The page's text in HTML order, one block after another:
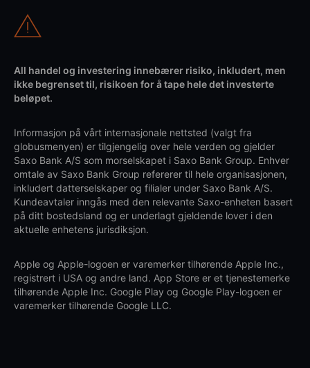
All handel og investering innebærer risiko, inkludert, men
ikke begrenset til, risikoen for å tape hele det investerte
beløpet.
Informasjon på vårt internasjonale nettsted (valgt fra
globusmenyen) er tilgjengelig over hele verden og gjelder
Saxo Bank A/S som morselskapet i Saxo Bank Group. Enhver
omtale av Saxo Bank Group refererer til hele organisasjonen,
inkludert datterselskaper og filialer under Saxo Bank A/S.
Kundeavtaler inngås med den relevante Saxo-enheten basert
på ditt bostedsland og er underlagt gjeldende lover i den
aktuelle enhetens jurisdiksjon.
Apple og Apple-logoen er varemerker tilhørende Apple Inc.,
registrert i USA og andre land. App Store er et tjenestemerke
tilhørende Apple Inc. Google Play og Google Play-logoen er
varemerker tilhørende Google LLC.